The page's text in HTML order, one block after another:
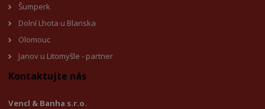
Šumperk
Dolní Lhota u Blanska
Olomouc
Janov u Litomyšle - partner
Kontaktujte nás
Vencl & Banha s.r.o.